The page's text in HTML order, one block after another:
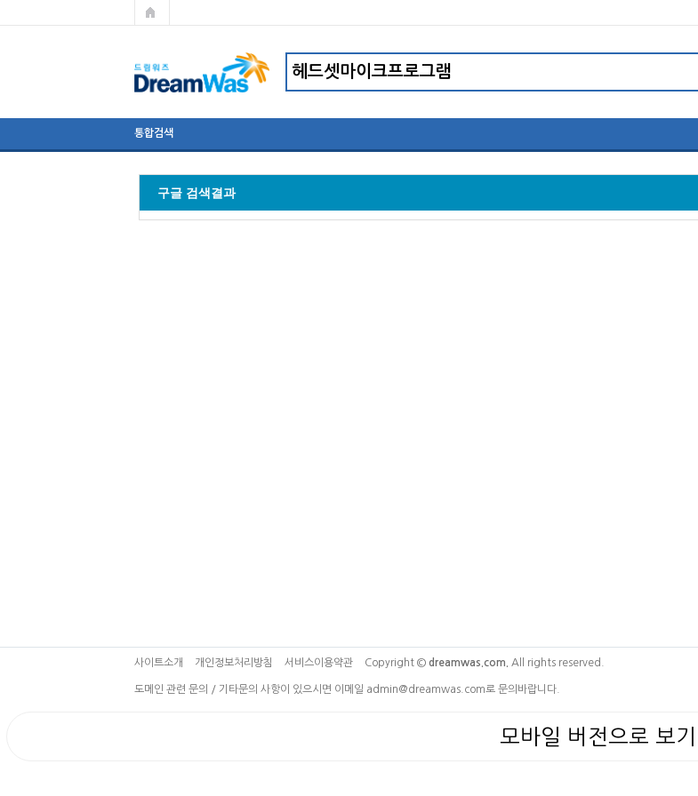
통합검색
구글 검색결과
사이트소개 개인정보처리방침 서비스이용약관 Copyright © dreamwas.com. All rights reserved.
도메인 관련 문의 / 기타문의 사항이 있으시면 이메일 admin@dreamwas.com로 문의바랍니다.
모바일 버전으로 보기